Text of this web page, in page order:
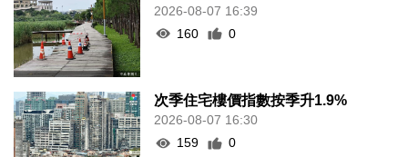
2026-08-07 16:39
160
0
次季住宅樓價指數按季升1.9%
2026-08-07 16:30
159
0